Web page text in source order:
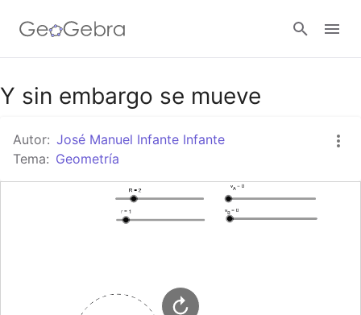
Google Classroom
GeoGebra Classroom
Y sin embargo se mueve
Autor: José Manuel Infante Infante
Tema: Geometría